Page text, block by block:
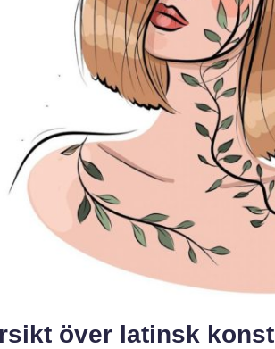
över latinsk konst